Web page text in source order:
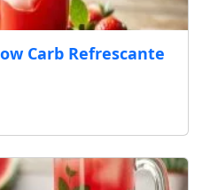
Carb Refrescante